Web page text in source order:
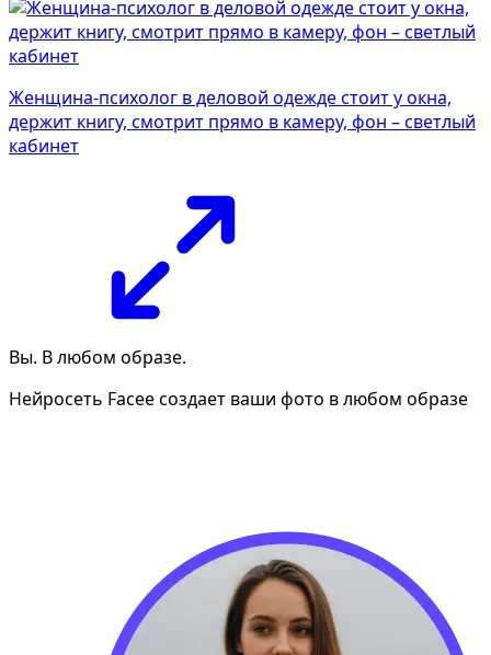
Женщина-психолог в деловой одежде стоит у окна,
держит книгу, смотрит прямо в камеру, фон – светлый
кабинет
Вы. В любом образе.
Нейросеть Facee создает ваши фото в любом образе